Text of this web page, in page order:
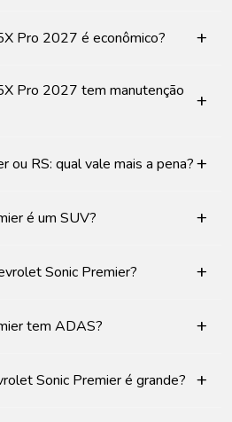
Pro 2027 é econômico? +
Pro 2027 tem manutenção
+
ou RS: qual vale mais a pena?+
é um SUV? +
Sonic Premier? +
tem ADAS? +
Sonic Premier é grande? +